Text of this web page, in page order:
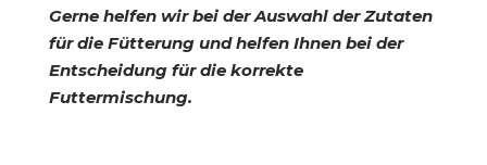
Gerne helfen wir bei der Auswahl der Zutaten
für die Fütterung und helfen Ihnen bei der
Entscheidung für die korrekte
Futtermischung.